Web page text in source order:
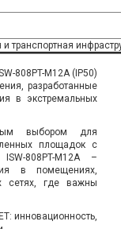
транспортная
808PT-M12A (IP50)
разработанные
в экстремальных
выбором для
площадок с
808PT-M12A –
в помещениях,
сетях, где важны
инновационность,